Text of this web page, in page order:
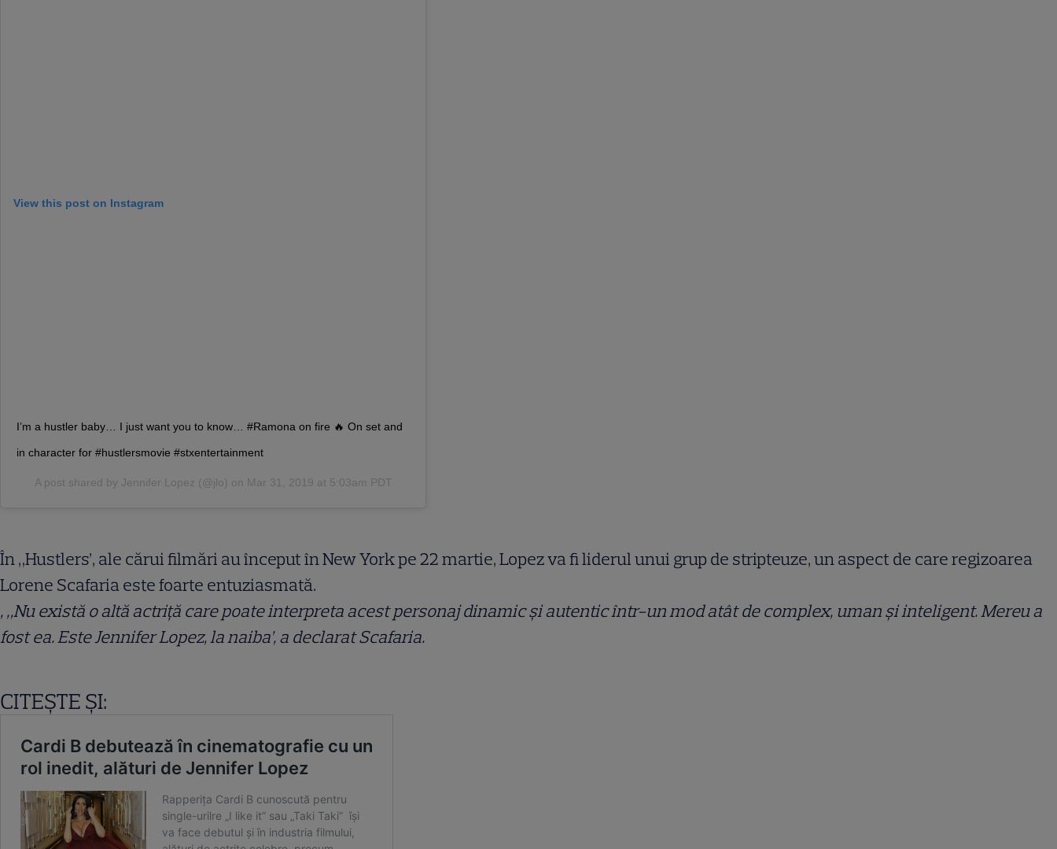
View this post on Instagram
I’m a hustler baby… I just want you to know… #Ramona on fire 🔥 On set and
in character for #hustlersmovie #stxentertainment
A post shared by Jennifer Lopez (@jlo) on Mar 31, 2019 at 5:03am PDT
În „Hustlers’, ale cărui filmări au început în New York pe 22 martie, Lopez va fi liderul unui grup de stripteuze, un aspect de care regizoarea
Lorene Scafaria este foarte entuziasmată.
, „Nu există o altă actriță care poate interpreta acest personaj dinamic și autentic într-un mod atât de complex, uman și inteligent. Mereu a
fost ea. Este Jennifer Lopez, la naiba’, a declarat Scafaria.
CITEȘTE ȘI: